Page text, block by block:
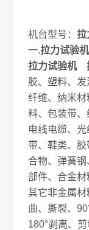
机台型号：拉
一.拉力试验
拉力试验机
胶、塑料、发
纤维、纳米
料、包装带、
电线电缆、
带、鞋类、胶
合物、弹簧
部件、合金材
其它非金属
曲、撕裂、
180°剥离、